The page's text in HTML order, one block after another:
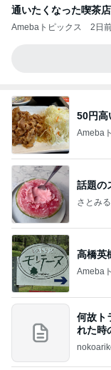
通いたくなった喫茶
Amebaトピックス 2日
50円高
Ameba
話題の
さとみ
高橋英
Ameba
何故ト
れた時